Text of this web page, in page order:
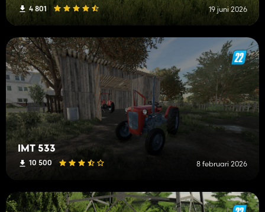
4 801 19 juni 2026
IMT 533
10 500 8 februari 2026